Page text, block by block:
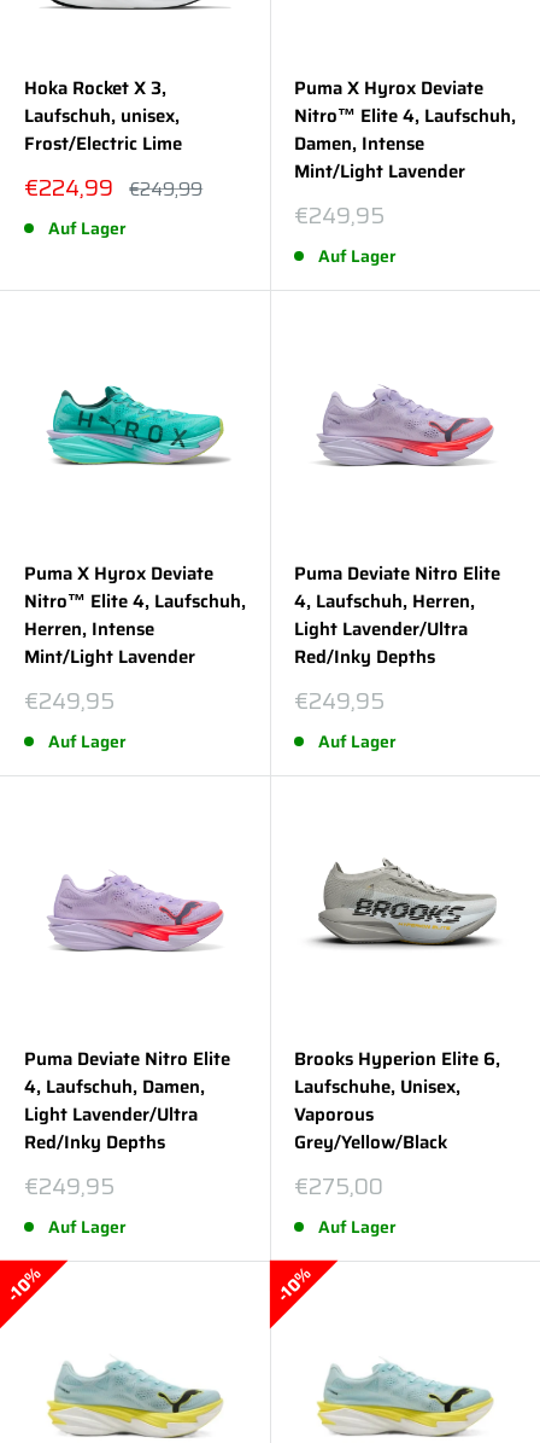
Hoka Rocket X 3,
Laufschuh, unisex,
Frost/Electric Lime
Sonderpreis
€224,99 Normalpreis
€249,99
Auf Lager
Puma X Hyrox Deviate
Nitro™ Elite 4, Laufschuh,
Damen, Intense
Mint/Light Lavender
Sonderpreis
€249,95
Auf Lager
Puma X Hyrox Deviate
Nitro™ Elite 4, Laufschuh,
Herren, Intense
Mint/Light Lavender
Sonderpreis
€249,95
Auf Lager
Puma Deviate Nitro Elite
4, Laufschuh, Herren,
Light Lavender/Ultra
Red/Inky Depths
Sonderpreis
€249,95
Auf Lager
Puma Deviate Nitro Elite
4, Laufschuh, Damen,
Light Lavender/Ultra
Red/Inky Depths
Sonderpreis
€249,95
Auf Lager
Brooks Hyperion Elite 6,
Laufschuhe, Unisex,
Vaporous
Grey/Yellow/Black
Sonderpreis
€275,00
Auf Lager
10% 10%